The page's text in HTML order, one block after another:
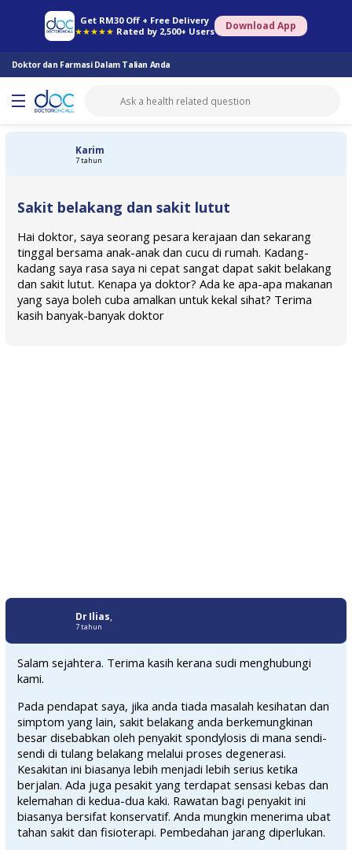
Get RM30 Off + Free Delivery
★★★★★ Rated by 2,500+ Users Download App
Doktor dan Farmasi Dalam Talian Anda
Farmasi Online Konsult Doktor Saringan Kesihatan Konsult Pakar
Karim
7 tahun
Sakit belakang dan sakit lutut
Hai doktor, saya seorang pesara kerajaan dan sekarang
tinggal bersama anak-anak dan cucu di rumah. Kadang-
kadang saya rasa saya ni cepat sangat dapat sakit belakang
dan sakit lutut. Kenapa ya doktor? Ada ke apa-apa makanan
yang saya boleh cuba amalkan untuk kekal sihat? Terima
kasih banyak-banyak doktor
Dr Ilias
7 tahun
Salam sejahtera. Terima kasih kerana sudi menghubungi
kami.
Pada pendapat saya, jika anda tiada masalah kesihatan dan
simptom yang lain, sakit belakang anda berkemungkinan
besar disebabkan oleh penyakit spondylosis di mana sendi-
sendi di tulang belakang melalui proses degenerasi.
Kesakitan ini biasanya lebih menjadi lebih serius ketika
berjalan. Ada juga pesakit yang terdapat sensasi kebas dan
kelemahan di kedua-dua kaki. Rawatan bagi penyakit ini
biasanya bersifat konservatif. Anda mungkin menerima ubat
tahan sakit dan fisioterapi. Pembedahan jarang diperlukan.